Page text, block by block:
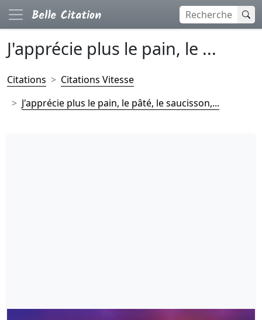
J'apprécie plus le pain, le ...
Citations
Citations Vitesse
J'apprécie plus le pain, le pâté, le saucisson,...